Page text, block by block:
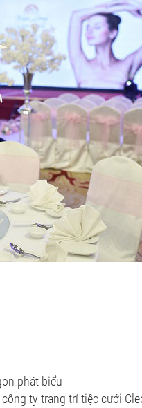
phát biểu
ty trang trí tiệc cưới